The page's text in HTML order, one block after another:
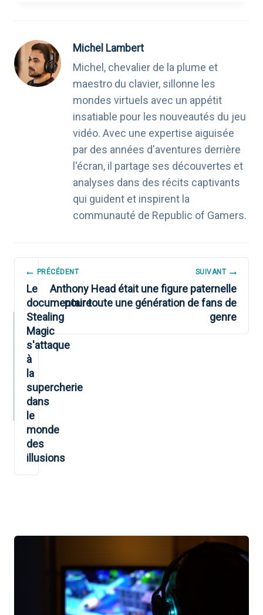
Michel Lambert
Michel, chevalier de la plume et
maestro du clavier, sillonne les
mondes virtuels avec un appétit
insatiable pour les nouveautés du jeu
vidéo. Avec une expertise aiguisée
par des années d'aventures derrière
l'écran, il partage ses découvertes et
analyses dans des récits captivants
qui guident et inspirent la
communauté de Republic of Gamers.
NAVIGATION
DE
L’ARTICLE
PRÉCÉDENT
Le
documentaire
Stealing
Magic
s'attaque
à
la
supercherie
dans
le
monde
des
illusions
SUIVANT
Anthony Head était une figure paternelle
pour toute une génération de fans de
genre